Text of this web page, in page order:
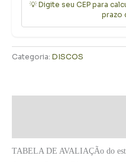
💡 Digite seu CEP para
prazo
Categoria: DISCOS
TABELA DE AVALIAÇÃo do